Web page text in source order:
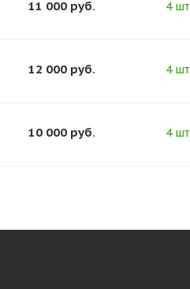
11 000 руб. 4 шт
12 000 руб. 4 шт
10 000 руб. 4 шт